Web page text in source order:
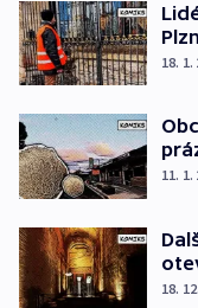
18. 1.
11. 1.
18.